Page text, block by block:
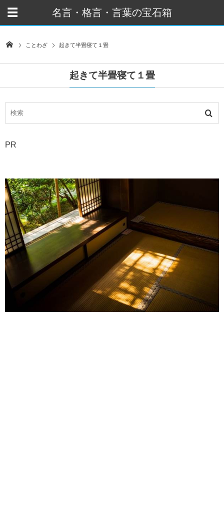
名言・格言・言葉の宝石箱
ことわざ 起きて半畳寝て１畳
起きて半畳寝て１畳
PR